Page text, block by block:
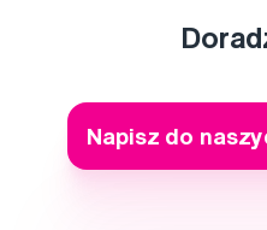
Napisz do